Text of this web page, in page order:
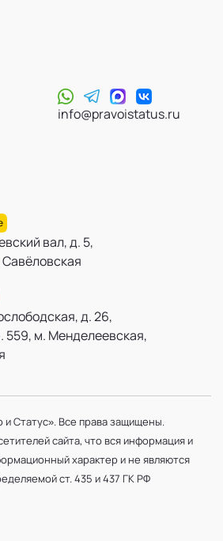
info@pravoistatus.ru
вал, д. 5,
д. 26,
559, м. Менделеевская,
Статус». Все права защищены.
сайта, что вся информация и
характер и не являются
ст. 435 и 437 ГК РФ